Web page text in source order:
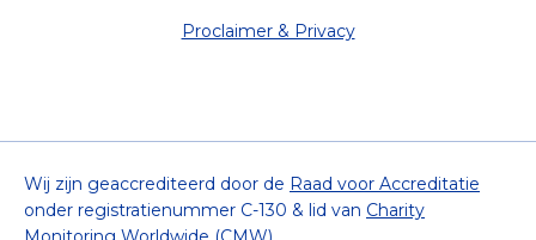
Proclaimer & Privacy
Wij zijn geaccrediteerd door de Raad voor Accreditatie
onder registratienummer C-130 & lid van Charity